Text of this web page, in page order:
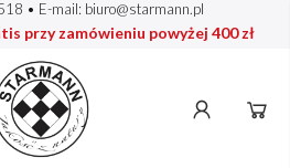
• E-mail: biuro@starmann.pl
przy zamówieniu powyżej 400 zł